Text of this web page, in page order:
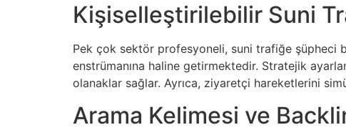
Kişiselleştirilebilir Suni
Pek çok sektör profesyoneli, suni trafiğe şüpheci
enstrümanına haline getirmektedir. Stratejik
olanaklar sağlar. Ayrıca, ziyaretçi hareketlerini
Arama Kelimesi ve